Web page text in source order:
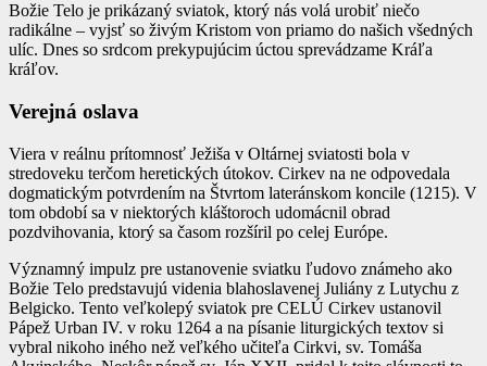
Božie Telo je prikázaný sviatok, ktorý nás volá urobiť niečo
radikálne – vyjsť so živým Kristom von priamo do našich všedných
ulíc. Dnes so srdcom prekypujúcim úctou sprevádzame Kráľa
kráľov.
Verejná oslava
Viera v reálnu prítomnosť Ježiša v Oltárnej sviatosti bola v
stredoveku terčom heretických útokov. Cirkev na ne odpovedala
dogmatickým potvrdením na Štvrtom lateránskom koncile (1215). V
tom období sa v niektorých kláštoroch udomácnil obrad
pozdvihovania, ktorý sa časom rozšíril po celej Európe.
Významný impulz pre ustanovenie sviatku ľudovo známeho ako
Božie Telo predstavujú videnia blahoslavenej Juliány z Lutychu z
Belgicko. Tento veľkolepý sviatok pre CELÚ Cirkev ustanovil
Pápež Urban IV. v roku 1264 a na písanie liturgických textov si
vybral nikoho iného než veľkého učiteľa Cirkvi, sv. Tomáša